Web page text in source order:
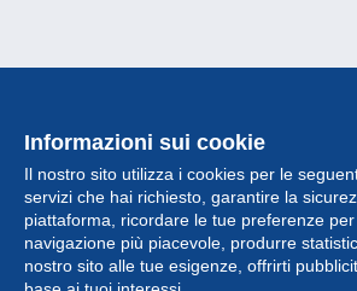
Informazioni sui cookie
Il nostro sito utilizza i cookies per le
servizi che hai richiesto, garantire la
piattaforma, ricordare le tue preferenze
navigazione più piacevole, produrre
nostro sito alle tue esigenze, offrirti
Collezione